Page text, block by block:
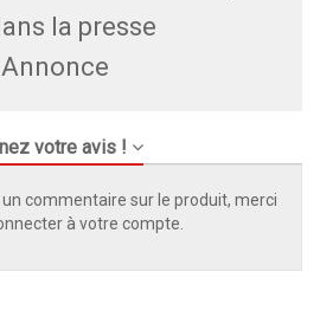
la presse
Annonce
votre avis !
commentaire sur le produit, merci
à votre compte.